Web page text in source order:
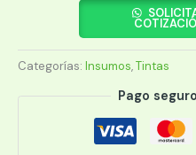
3ED68A
29ML
Categorías: Insumos,Tintas
Pago